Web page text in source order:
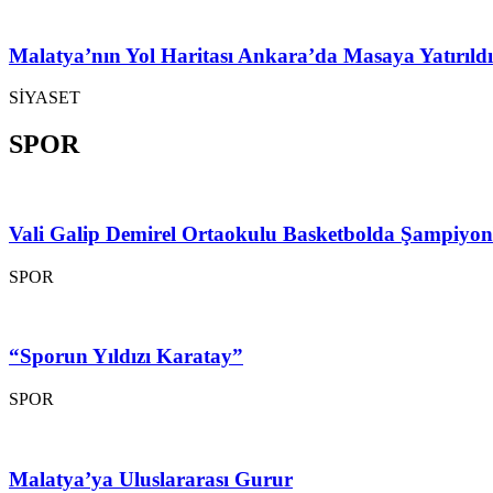
Malatya’nın Yol Haritası Ankara’da Masaya Yatırıldı
SİYASET
SPOR
Vali Galip Demirel Ortaokulu Basketbolda
SPOR
“Sporun Yıldızı Karatay”
SPOR
Malatya’ya Uluslararası Gurur